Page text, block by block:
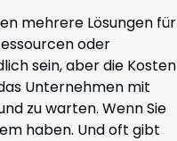
mehrere Lösungen für
oder
sein, aber die Kosten
Unternehmen mit
zu warten. Wenn Sie
haben. Und oft gibt